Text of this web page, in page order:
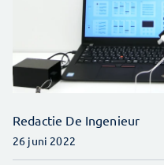
Redactie De Ingenieur
26 juni 2022